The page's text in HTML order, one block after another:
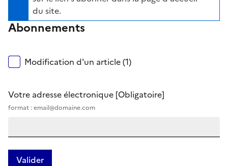
du site.
Abonnements
Modification d'un article (1)
Votre adresse électronique [Obligatoire]
format : email@domaine.com